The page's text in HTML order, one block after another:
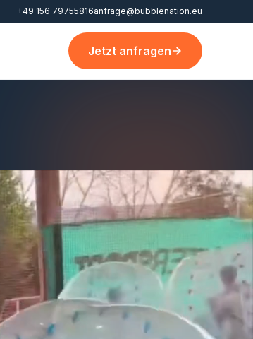
+49 156 79755816anfrage@bubblenation.eu
Jetzt anfragen